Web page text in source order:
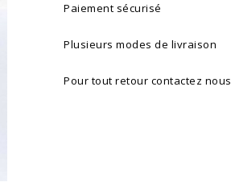
Paiement sécurisé
Plusieurs modes de livraison
Pour tout retour contactez nous